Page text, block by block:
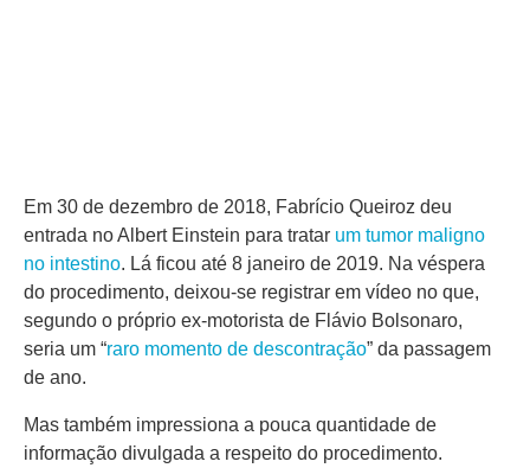
Em 30 de dezembro de 2018, Fabrício Queiroz deu
entrada no Albert Einstein para tratar um tumor maligno
no intestino. Lá ficou até 8 janeiro de 2019. Na véspera
do procedimento, deixou-se registrar em vídeo no que,
segundo o próprio ex-motorista de Flávio Bolsonaro,
seria um “raro momento de descontração” da passagem
de ano.
Mas também impressiona a pouca quantidade de
informação divulgada a respeito do procedimento.